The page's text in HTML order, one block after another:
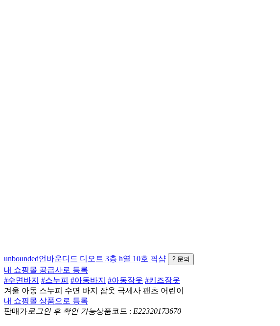
unbounded언바운디드 디오트 3층 h열 10호 픽샵 ? 문의
내 쇼핑몰 공급사로 등록
#수면바지 #스누피 #아동바지 #아동잠옷 #키즈잠옷
겨울 아동 스누피 수면 바지 잠옷 극세사 팬츠 어린이
내 쇼핑몰 상품으로 등록
판매가 로그인 후 확인 가능상품코드 : E22320173670